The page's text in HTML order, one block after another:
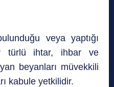
veya yaptığı
türlü ihtar, ihbar ve
beyanları müvekkili
kabule yetkilidir.